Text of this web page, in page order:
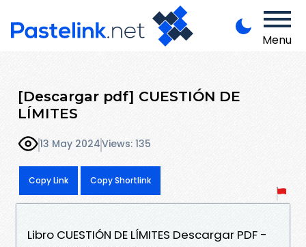
Menu
[Descargar pdf] CUESTIÓN DE
LÍMITES
13 May 2024Views: 135
Copy Link Copy Shortlink
Libro CUESTIÓN DE LÍMITES Descargar PDF -